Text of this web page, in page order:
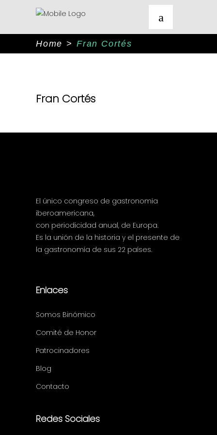
Home > Fran Cortés
Fran Cortés
El único congreso de gastronomía
iberoamericana,
con periodicidad anual, de Europa.
Es la unión de la historia y el presente de
la gastronomía de sus 22 países.
Enlaces
Somos Binómico
Comité de Honor
Patrocinadores
Blog
Contacto
Redes Sociales